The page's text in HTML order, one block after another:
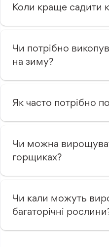
Коли краще садити
Чи потрібно
на зиму?
Як часто потрібно
Чи можна
горщиках?
Чи кали можуть
багаторічні